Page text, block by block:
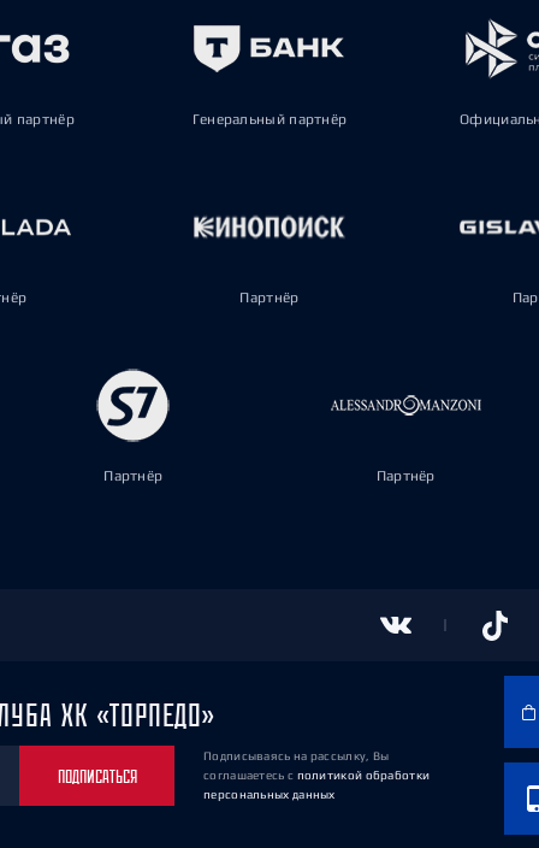
партнёр Генеральный партнёр
Партнёр
Партнёр Партнёр
ХК «ТОРПЕДО»
ПОДПИСАТЬСЯ
Подписываясь на рассылку, Вы
соглашаетесь с политикой обработки
персональных данных